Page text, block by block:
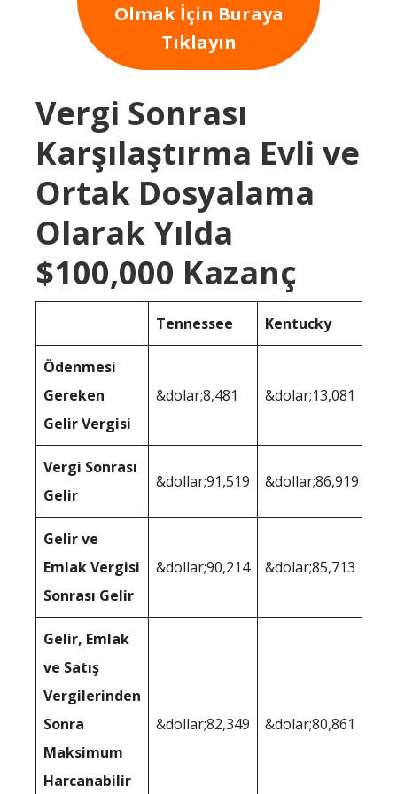
Olmak İçin Buraya
Tıklayın
Vergi Sonrası
Karşılaştırma Evli ve
Ortak Dosyalama
Olarak Yılda
$100,000 Kazanç
Tennessee Kentucky
Ödenmesi
Gereken
Gelir Vergisi
&dolar;8,481 &dolar;13,081
Vergi Sonrası
Gelir
&dollar;91,519 &dollar;86,919
Gelir ve
Emlak Vergisi
Sonrası Gelir
&dollar;90,214 &dolar;85,713
Gelir, Emlak
ve Satış
Vergilerinden
Sonra
Maksimum
Harcanabilir
&dollar;82,349 &dolar;80,861